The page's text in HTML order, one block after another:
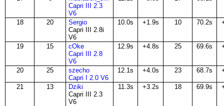
Capri III 2.3
V6
18 20
Sergio
Capri III 2.8i
V6
10.0s +1.9s 10 70.2s
19 15
cOke
Capri III 2.8
V6
12.9s +4.8s 25 69.6s
20 25
szecho
Capri I 2.0 V6
12.1s +4.0s 23 68.7s
21 13
Dziki
Capri III 2.3
V6
11.3s +3.2s 18 69.9s